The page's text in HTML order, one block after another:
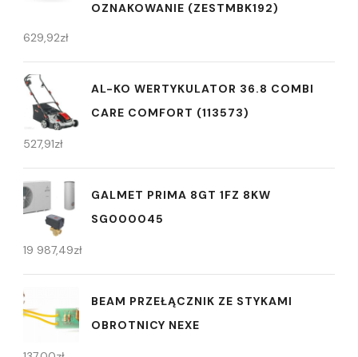
OZNAKOWANIE (ZESTMBK192)
629,92zł
AL-KO WERTYKULATOR 36.8 COMBI
CARE COMFORT (113573)
527,91zł
GALMET PRIMA 8GT 1FZ 8KW
SG000045
19 987,49zł
BEAM PRZEŁĄCZNIK ZE STYKAMI
OBROTNICY NEXE